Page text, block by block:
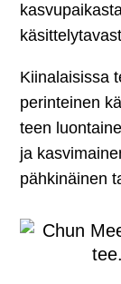
Kiinalaisissa
perinteinen
teen
ja
pähkinäinen